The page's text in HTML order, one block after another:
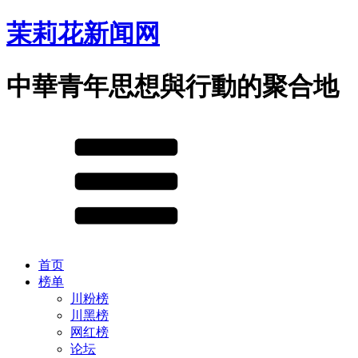
茉莉花新闻网
中華青年思想與行動的聚合地
首页
榜单
川粉榜
川黑榜
网红榜
论坛